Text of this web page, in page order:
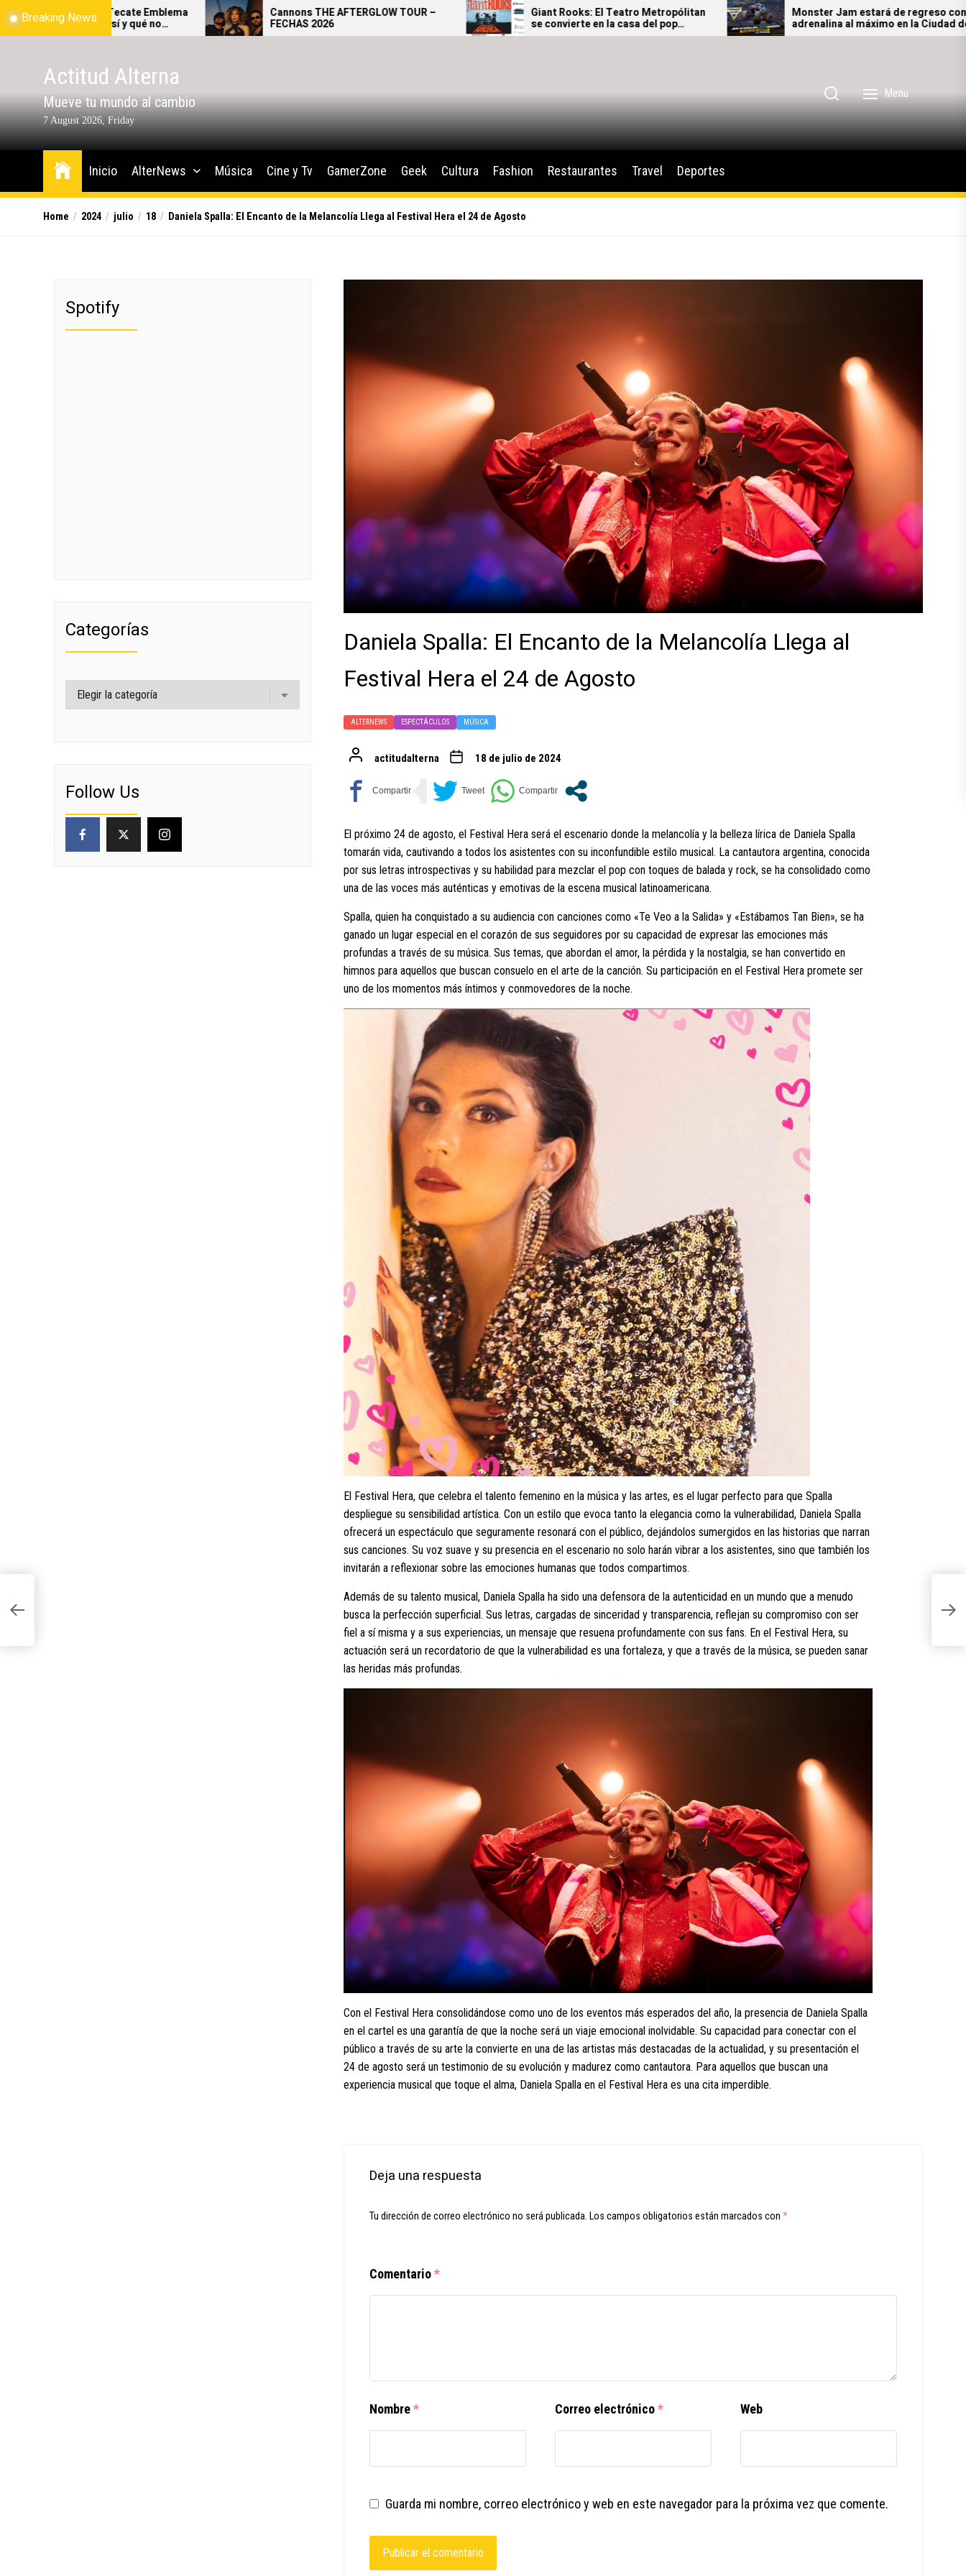
Skip
to
Breaking News
Tecate Emblema
sí y qué no
festival.
Cannons THE AFTERGLOW TOUR –
FECHAS 2026
Giant Rooks: El Teatro Metropólitan
se convierte en la casa del pop
alternativo alemán
Monster Jam estará de regreso con la
adrenalina al máximo en la Ciudad de
México
Actitud Alterna
Mueve tu mundo al cambio
7 August 2026, Friday
Menu
Inicio AlterNews Música Cine y Tv GamerZone Geek Cultura Fashion Restaurantes Travel Deportes
Home 2024 julio 18 Daniela Spalla: El Encanto de la Melancolía Llega al Festival Hera el 24 de Agosto
Daniela Spalla: El Encanto de la Melancolía Llega al
Festival Hera el 24 de Agosto
ALTERNEWS ESPECTÁCULOS MÚSICA
actitudalterna 18 de julio de 2024
El próximo 24 de agosto, el Festival Hera será el escenario donde la melancolía y la belleza lírica de Daniela Spalla
tomarán vida, cautivando a todos los asistentes con su inconfundible estilo musical. La cantautora argentina, conocida
por sus letras introspectivas y su habilidad para mezclar el pop con toques de balada y rock, se ha consolidado como
una de las voces más auténticas y emotivas de la escena musical latinoamericana.
Spalla, quien ha conquistado a su audiencia con canciones como «Te Veo a la Salida» y «Estábamos Tan Bien», se ha
ganado un lugar especial en el corazón de sus seguidores por su capacidad de expresar las emociones más
profundas a través de su música. Sus temas, que abordan el amor, la pérdida y la nostalgia, se han convertido en
himnos para aquellos que buscan consuelo en el arte de la canción. Su participación en el Festival Hera promete ser
uno de los momentos más íntimos y conmovedores de la noche.
El Festival Hera, que celebra el talento femenino en la música y las artes, es el lugar perfecto para que Spalla
despliegue su sensibilidad artística. Con un estilo que evoca tanto la elegancia como la vulnerabilidad, Daniela Spalla
ofrecerá un espectáculo que seguramente resonará con el público, dejándolos sumergidos en las historias que narran
sus canciones. Su voz suave y su presencia en el escenario no solo harán vibrar a los asistentes, sino que también los
invitarán a reflexionar sobre las emociones humanas que todos compartimos.
Además de su talento musical, Daniela Spalla ha sido una defensora de la autenticidad en un mundo que a menudo
busca la perfección superficial. Sus letras, cargadas de sinceridad y transparencia, reflejan su compromiso con ser
fiel a sí misma y a sus experiencias, un mensaje que resuena profundamente con sus fans. En el Festival Hera, su
actuación será un recordatorio de que la vulnerabilidad es una fortaleza, y que a través de la música, se pueden sanar
las heridas más profundas.
Con el Festival Hera consolidándose como uno de los eventos más esperados del año, la presencia de Daniela Spalla
en el cartel es una garantía de que la noche será un viaje emocional inolvidable. Su capacidad para conectar con el
público a través de su arte la convierte en una de las artistas más destacadas de la actualidad, y su presentación el
24 de agosto será un testimonio de su evolución y madurez como cantautora. Para aquellos que buscan una
experiencia musical que toque el alma, Daniela Spalla en el Festival Hera es una cita imperdible.
Deja una respuesta
Tu dirección de correo electrónico no será publicada. Los campos obligatorios están marcados con *
Comentario*
Nombre* Correo electrónico* Web
Guarda mi nombre, correo electrónico y web en este navegador para la próxima vez que comente.
Spotify
Categorías
Categorías
Follow Us